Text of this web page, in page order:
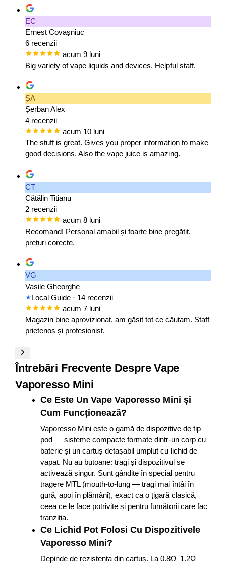
EC
Ernest Covașniuc
6 recenzii
acum 9 luni
Big variety of vape liquids and devices. Helpful staff.
ȘA
Șerban Alex
4 recenzii
acum 10 luni
The stuff is great. Gives you proper information to make
good decisions. Also the vape juice is amazing.
CT
Cătălin Titianu
2 recenzii
acum 8 luni
Recomand! Personal amabil și foarte bine pregătit,
prețuri corecte.
VG
Vasile Gheorghe
Local Guide · 14 recenzii
acum 7 luni
Magazin bine aprovizionat, am găsit tot ce căutam. Staff
prietenos și profesionist.
Întrebări Frecvente Despre Vape
Vaporesso Mini
Ce Este Un Vape Vaporesso Mini și
Cum Funcționează?
Vaporesso Mini este o gamă de dispozitive de tip
pod — sisteme compacte formate dintr-un corp cu
baterie și un cartuș detașabil umplut cu lichid de
vapat. Nu au butoane: tragi și dispozitivul se
activează singur. Sunt gândite în special pentru
tragere MTL (mouth-to-lung — tragi mai întâi în
gură, apoi în plămâni), exact ca o țigară clasică,
ceea ce le face potrivite și pentru fumătorii care fac
tranziția.
Ce Lichid Pot Folosi Cu Dispozitivele
Vaporesso Mini?
Depinde de rezistența din cartuș. La 0.8Ω–1.2Ω